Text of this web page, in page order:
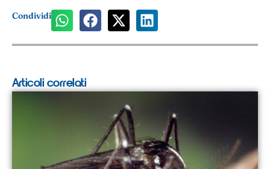
Condividi
Articoli correlati